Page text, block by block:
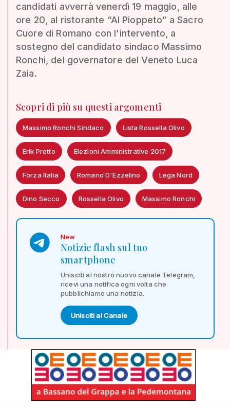
candidati avverrà venerdì 19 maggio, alle
ore 20, al ristorante “Al Pioppeto” a Sacro
Cuore di Romano con l'intervento, a
sostegno del candidato sindaco Massimo
Ronchi, del governatore del Veneto Luca
Zaia.
Scopri di più su questi argomenti
Massimo Ronchi Sindaco Lista Rossella Olivo
Erik Pretto Elezioni Amministrative 2017
Forza Italia Romano D'Ezzelino Lega Nord
Dino Secco Rossella Olivo Massimo Ronchi
New
Notizie flash sul tuo
smartphone
Unisciti al nostro nuovo canale Telegram,
ricevi una notifica ogni volta che
pubblichiamo una notizia.
Unisciti al Canale